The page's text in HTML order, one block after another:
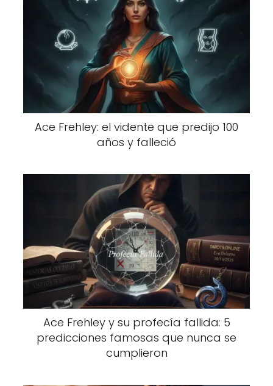
Ace Frehley: el vidente que predijo 100
años y falleció
Ace Frehley y su profecía fallida: 5
predicciones famosas que nunca se
cumplieron